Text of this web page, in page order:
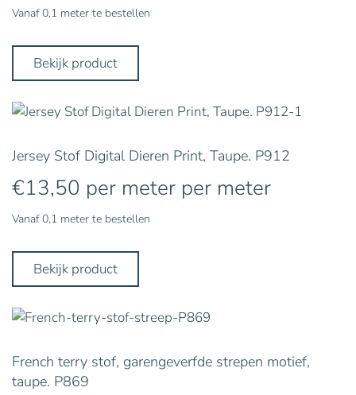
Vanaf 0,1 meter te bestellen
Bekijk product
Jersey Stof Digital Dieren Print, Taupe. P912
€13,50 per meter per meter
Vanaf 0,1 meter te bestellen
Bekijk product
French terry stof, garengeverfde strepen motief,
taupe. P869